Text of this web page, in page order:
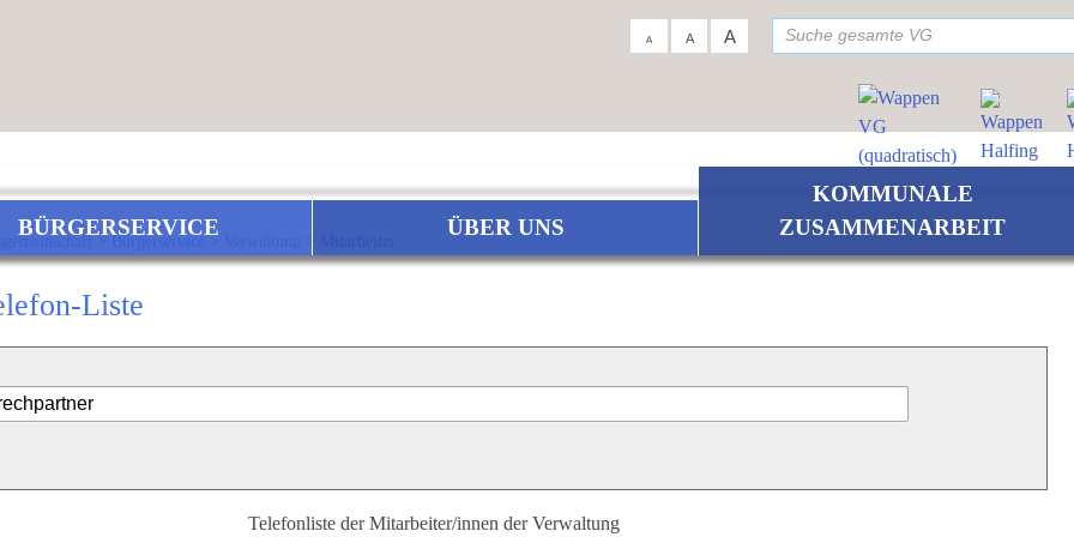
A A A
BÜRGERSERVICE ÜBER UNS
KOMMUNALE
ZUSAMMENARBEIT
>Bürgerservice>
Liste
Telefonliste der Mitarbeiter/innen der Verwaltung